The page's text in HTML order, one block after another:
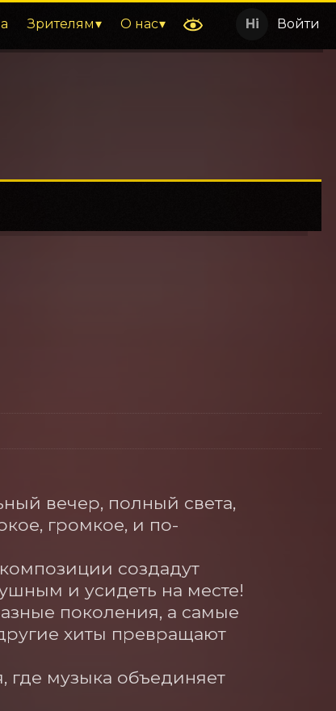
Зрителям О нас Войти
вечер, полный света,
громкое, и по-
создадут
и усидеть на месте!
поколения, а самые
хиты превращают
музыка объединяет